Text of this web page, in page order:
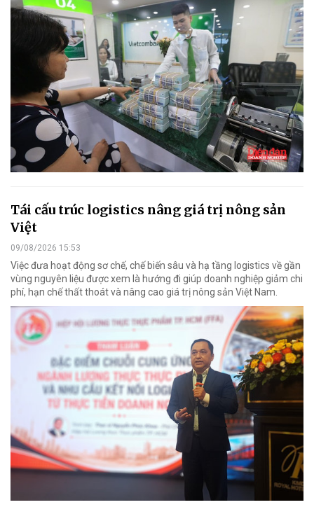
Tái cấu trúc logistics nâng giá trị nông sản
Việt
09/08/2026 15:53
Việc đưa hoạt động sơ chế, chế biến sâu và hạ tầng logistics về gần
vùng nguyên liệu được xem là hướng đi giúp doanh nghiệp giảm chi
phí, hạn chế thất thoát và nâng cao giá trị nông sản Việt Nam.